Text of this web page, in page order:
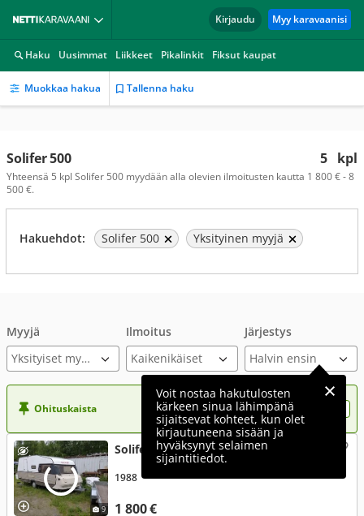
Kirjaudu Myy karavaanisi
Haku Uusimmat Liikkeet Pikalinkit Fiksut kaupat
Muokkaa hakua Tallenna haku
5 kpl
Solifer 500
Yhteensä 5 kpl Solifer 500 myydään alla olevien ilmoitusten kautta 1 800 € - 8
500 €.
Hakuehdot: Solifer 500 Yksityinen myyjä
Myyjä
Yksityiset myyjät
Ilmoitus Järjestys
Voit nostaa hakutulosten
kärkeen sinua lähimpänä
sijaitsevat kohteet, kun olet
kirjautuneena sisään ja
hyväksynyt selaimen
sijaintitiedot.
Ohituskaista Nosta ilmoituksesi tähän?
9
Solifer 500
1 800 €
1988